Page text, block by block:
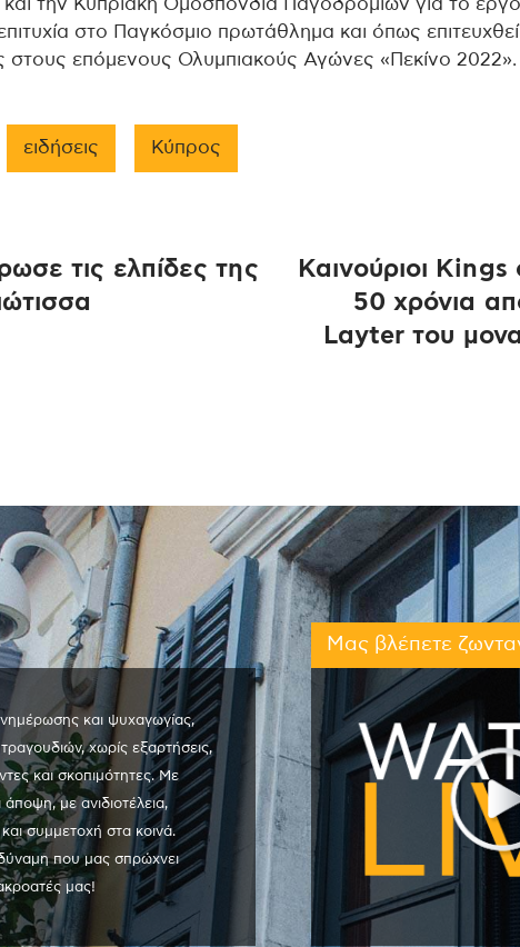
και την Κυπριακή Ομοσπονδία Παγοδρομιών για το έργο
στο Παγκόσμιο πρωτάθλημα και όπως
στους επόμενους Ολυμπιακούς Αγώνες «Πεκίνο 2022».
ειδήσεις Κύπρος
τις ελπίδες της
Καινούριοι
50 χρόνια
Layter του
και ψυχαγωγίας,
χωρίς εξαρτήσεις,
και σκοπιμότητες. Με
άποψη, με ανιδιοτέλεια,
συμμετοχή στα κοινά.
που μας σπρώχνει
μας!
Μας βλέπετε